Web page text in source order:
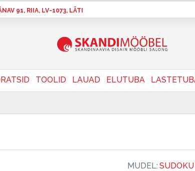
91, RIIA, LV-1073, LÄTI
TOOLID LAUAD ELUTUBA
MUDEL: